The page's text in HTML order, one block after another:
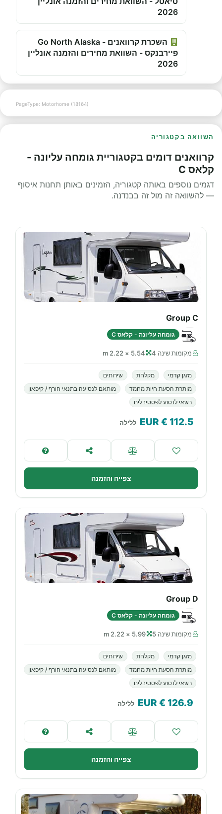
2026
השכרת קרוואנים - Go North Alaska
פיירבנקס - השוואת מחירים והזמנה אונליין
2026
PageType: Motorhome (18164)
השוואה בקטגוריה
קרוואנים דומים בקטגוריית גומחה עליונה -
קלאס C
דגמים נוספים באותה קטגוריה, הזמינים באותן תחנות איסוף
— להשוואה זה מול זה בבנדנה.
Group C
גומחה עליונה - קלאס C
מקומות שינה 4 5.54 × 2.22 m
מזגן קדמי מקלחת
שירותים
מותרת הסעת חיות מחמד
מותאם לנסיעה בתנאי חורף / קיפאון
רשאי לנסוע לפסטיבלים
112.5
€ EUR ללילה
צפייה והזמנה
Group D
גומחה עליונה - קלאס C
מקומות שינה 5 5.99 × 2.22 m
מזגן קדמי מקלחת
שירותים
מותרת הסעת חיות מחמד
מותאם לנסיעה בתנאי חורף / קיפאון
רשאי לנסוע לפסטיבלים
126.9
€ EUR ללילה
צפייה והזמנה